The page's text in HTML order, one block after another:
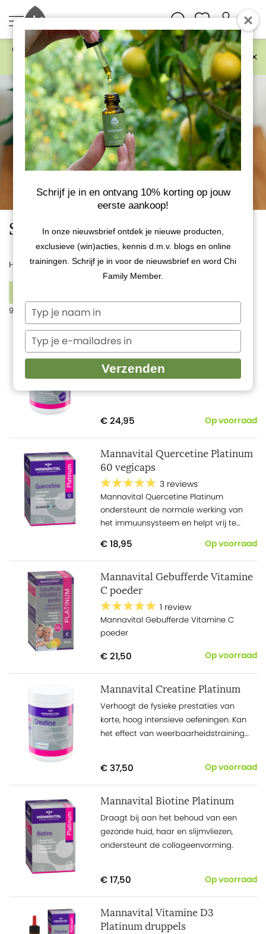
Chi Natural Life is degoedkoopsteonline aanbieder van
Mannavital in Nederland!
Supplementen
Home Health Supplements Supplementen
93 producten
Mannavital Collagen
2 reviews
Ondersteunt collageenaanmaak
€ 24,95 Op voorraad
Mannavital Quercetine Platinum
60 vegicaps
3 reviews
Mannavital Quercetine Platinum
ondersteunt de normale werking van
het immuunsysteem en helpt vrij te
€ 18,95 Op voorraad
Mannavital Gebufferde Vitamine
C poeder
1 review
Mannavital Gebufferde Vitamine C
poeder
€ 21,50 Op voorraad
Mannavital Creatine Platinum
Verhoogt de fysieke prestaties van
korte, hoog intensieve oefeningen. Kan
het effect van weerbaarheidstraining
€ 37,50 Op voorraad
Mannavital Biotine Platinum
Draagt bij aan het behoud van een
gezonde huid, haar en slijmvliezen,
ondersteunt de collageenvorming.
€ 17,50 Op voorraad
Mannavital Vitamine D3
Platinum druppels
Schrijf je in en ontvang 10% korting op jouw
eerste aankoop!
In onze nieuwsbrief ontdek je nieuwe producten,
exclusieve (win)acties, kennis d.m.v. blogs en online
trainingen. Schrijf je in voor de nieuwsbrief en word Chi
Family Member.
Typ
je
naam
Typ
je
e-
mailadres
Verzenden